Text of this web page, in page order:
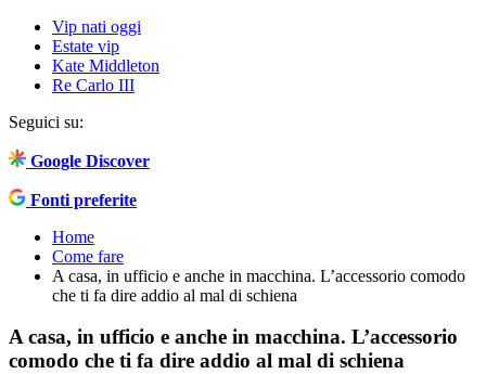
Vip nati oggi
Estate vip
Kate Middleton
Re Carlo III
Seguici su:
Google Discover
Fonti preferite
Home
Come fare
A casa, in ufficio e anche in macchina. L’accessorio comodo
che ti fa dire addio al mal di schiena
A casa, in ufficio e anche in macchina. L’accessorio
comodo che ti fa dire addio al mal di schiena